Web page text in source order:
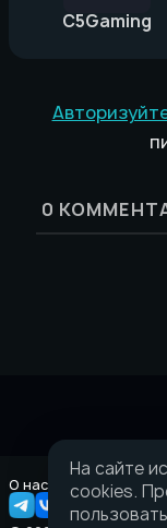
C5Gaming
0
О нас Правовая
На сайте
cookies.